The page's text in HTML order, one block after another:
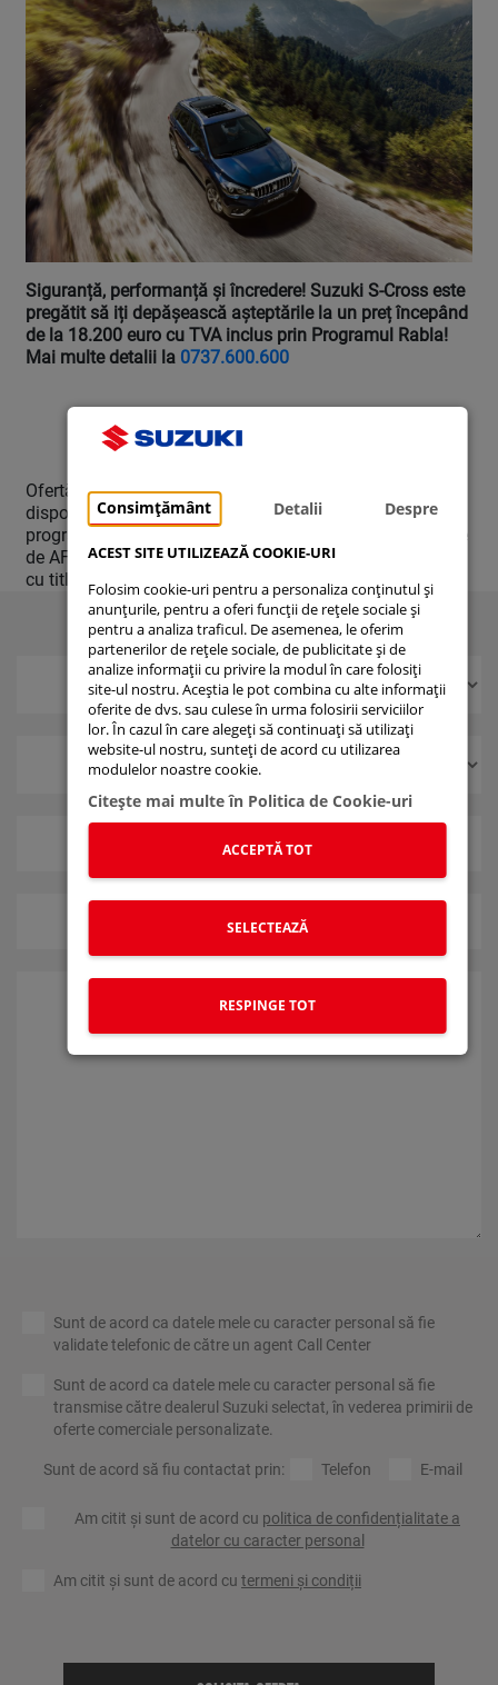
Consimțământ Detalii Despre
ACEST SITE UTILIZEAZĂ COOKIE-URI
Folosim cookie-uri pentru a personaliza conținutul și
anunțurile, pentru a oferi funcții de rețele sociale și
pentru a analiza traficul. De asemenea, le oferim
partenerilor de rețele sociale, de publicitate și de
analize informații cu privire la modul în care folosiți
site-ul nostru. Aceștia le pot combina cu alte informații
oferite de dvs. sau culese în urma folosirii serviciilor
lor. În cazul în care alegeți să continuați să utilizați
website-ul nostru, sunteți de acord cu utilizarea
modulelor noastre cookie.
Citeşte mai multe în Politica de Cookie-uri
ACCEPTĂ TOT
SELECTEAZĂ
RESPINGE TOT
Siguranță, performanță și încredere! Suzuki S-Cross este
pregătit să iți depășească așteptările la un preț începând
de la 18.200 euro cu TVA inclus prin Programul Rabla!
Mai multe detalii la 0737.600.600
Ofertă supusă unor termene și condiții, în limita stocului
disponibil. Promoție valabilă în condițiile aplicării
programului Rabla, în limita bugetului și locurilor alocate
de AFM. Ofertă valabilă până la 31 martie 2024. Imagini
cu titlu de prezentare.
Sunt de acord ca datele mele cu caracter personal să fie
validate telefonic de către un agent Call Center
Sunt de acord ca datele mele cu caracter personal să fie
transmise către dealerul Suzuki selectat, în vederea primirii de
oferte comerciale personalizate.
Sunt de acord să fiu contactat prin: Telefon E-mail
Am citit și sunt de acord cu politica de confidențialitate a
datelor cu caracter personal
Am citit și sunt de acord cu termeni și condiții